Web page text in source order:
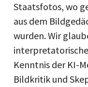
Staatsfotos, wo
aus dem
wurden. Wir
Kenntnis der KI-
Bildkritik und